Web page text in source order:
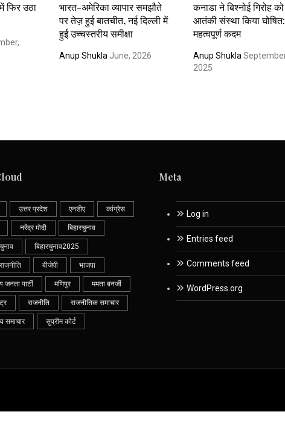
फिर उठा
भारत-अमेरिका व्यापार समझौते
पर तेज़ हुई बातचीत, नई दिल्ली में
हुई उच्चस्तरीय समीक्षा
Anup ShuklaJune, 2026
कनाडा ने बिश्नोई गिरोह को
आतंकी संस्था किया
महत्वपूर्ण कदम
Anup Shukla
2025
उत्तर प्रदेश एनडीए कांग्रेस
नरेंद्र मोदी बिहारचुनाव
बिहारचुनाव2025
बीजेपी भाजपा
जनता पार्टी मणिपुर ममता बनर्जी
राजनीति राजनीतिक समाचार
समाचार सुप्रीम कोर्ट
Meta
Log in
Entries feed
Comments feed
WordPress.org